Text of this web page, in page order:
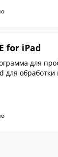
for iPad
для
для